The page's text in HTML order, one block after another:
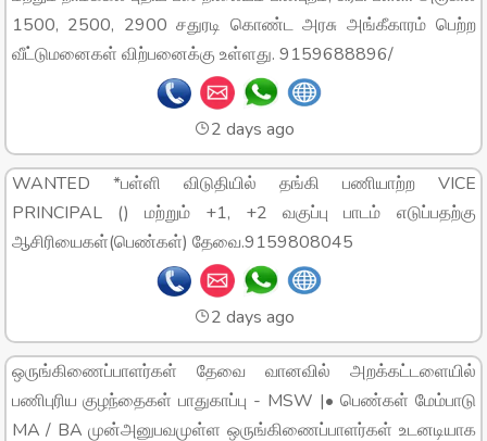
1500, 2500, 2900 சதுரடி கொண்ட அரசு அங்கீகாரம் பெற்ற
வீட்டுமனைகள் விற்பனைக்கு உள்ளது. 9159688896/
2 days ago
WANTED *பள்ளி விடுதியில் தங்கி பணியாற்ற VICE
PRINCIPAL () மற்றும் +1, +2 வகுப்பு பாடம் எடுப்பதற்கு
ஆசிரியைகள்(பெண்கள்) தேவை.9159808045
2 days ago
ஒருங்கிணைப்பாளர்கள் தேவை வானவில் அறக்கட்டளையில்
பணிபுரிய குழந்தைகள் பாதுகாப்பு - MSW |• பெண்கள் மேம்பாடு
MA / BA முன்அனுபவமுள்ள ஒருங்கிணைப்பாளர்கள் உடனடியாக